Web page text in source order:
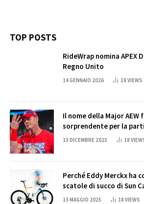
TOP POSTS
RideWrap nomina APEX
Regno Unito
14 GENNAIO 2026 18 VIEWS
Il nome della Major AEW
sorprendente per la
Cena
13 DICEMBRE 2025 18
Perché Eddy Merckx ha
scatole di succo di Sun
13 MAGGIO 2025 18 VIEWS